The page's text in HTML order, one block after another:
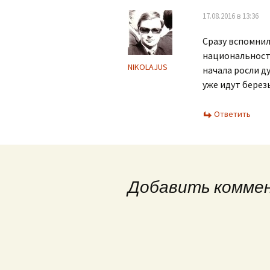
NIKOLAJUS
17.08.2016 в 13:36
Сразу
начала росли
уже идут
Ответить
Добавить